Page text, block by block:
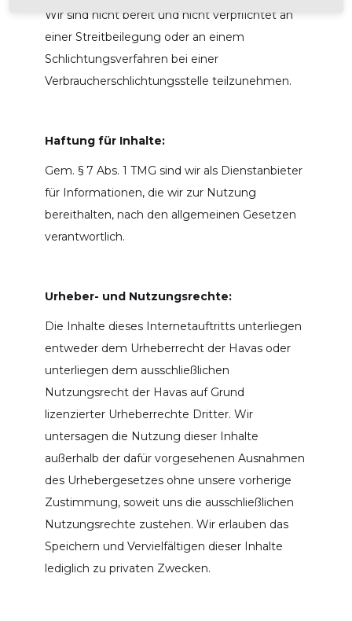
Wir sind nicht bereit und nicht verpflichtet an
einer Streitbeilegung oder an einem
Schlichtungsverfahren bei einer
Verbraucherschlichtungsstelle teilzunehmen.
Haftung für Inhalte:
Gem. § 7 Abs. 1 TMG sind wir als Dienstanbieter
für Informationen, die wir zur Nutzung
bereithalten, nach den allgemeinen Gesetzen
verantwortlich.
Urheber- und Nutzungsrechte:
Die Inhalte dieses Internetauftritts unterliegen
entweder dem Urheberrecht der Havas oder
unterliegen dem ausschließlichen
Nutzungsrecht der Havas auf Grund
lizenzierter Urheberrechte Dritter. Wir
untersagen die Nutzung dieser Inhalte
außerhalb der dafür vorgesehenen Ausnahmen
des Urhebergesetzes ohne unsere vorherige
Zustimmung, soweit uns die ausschließlichen
Nutzungsrechte zustehen. Wir erlauben das
Speichern und Vervielfältigen dieser Inhalte
lediglich zu privaten Zwecken.